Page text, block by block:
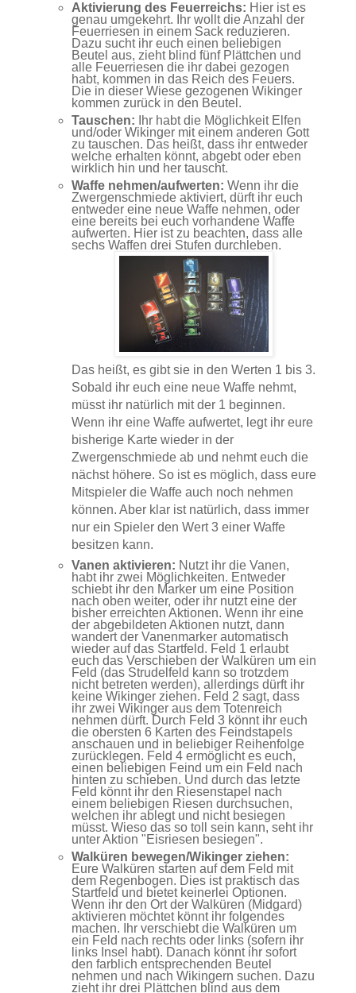
Aktivierung des Feuerreichs: Hier ist es
genau umgekehrt. Ihr wollt die Anzahl der
Feuerriesen in einem Sack reduzieren.
Dazu sucht ihr euch einen beliebigen
Beutel aus, zieht blind fünf Plättchen und
alle Feuerriesen die ihr dabei gezogen
habt, kommen in das Reich des Feuers.
Die in dieser Wiese gezogenen Wikinger
kommen zurück in den Beutel.
Tauschen:
Ihr habt die Möglichkeit Elfen
und/oder Wikinger mit einem anderen Gott
zu tauschen. Das heißt, dass ihr entweder
welche erhalten könnt, abgebt oder eben
wirklich hin und her tauscht.
Waffe nehmen/aufwerten: Wenn ihr die
Zwergenschmiede aktiviert, dürft ihr euch
entweder eine neue Waffe nehmen, oder
eine bereits bei euch vorhandene Waffe
aufwerten. Hier ist zu beachten, dass alle
sechs Waffen drei Stufen durchleben.
Das heißt, es gibt sie in den Werten 1 bis 3.
Sobald ihr euch eine neue Waffe nehmt,
müsst ihr natürlich mit der 1 beginnen.
Wenn ihr eine Waffe aufwertet, legt ihr eure
bisherige Karte wieder in der
Zwergenschmiede ab und nehmt euch die
nächst höhere. So ist es möglich, dass eure
Mitspieler die Waffe auch noch nehmen
können. Aber klar ist natürlich, dass immer
nur ein Spieler den Wert 3 einer Waffe
besitzen kann.
Vanen aktivieren: Nutzt ihr die Vanen,
habt ihr zwei Möglichkeiten. Entweder
schiebt ihr den Marker um eine Position
nach oben weiter, oder ihr nutzt eine der
bisher erreichten Aktionen. Wenn ihr eine
der abgebildeten Aktionen nutzt, dann
wandert der Vanenmarker automatisch
wieder auf das Startfeld. Feld 1 erlaubt
euch das Verschieben der Walküren um ein
Feld (das Strudelfeld kann so trotzdem
nicht betreten werden), allerdings dürft ihr
keine Wikinger ziehen. Feld 2 sagt, dass
ihr zwei Wikinger aus dem Totenreich
nehmen dürft. Durch Feld 3 könnt ihr euch
die obersten 6 Karten des Feindstapels
anschauen und in beliebiger Reihenfolge
zurücklegen. Feld 4 ermöglicht es euch,
einen beliebigen Feind um ein Feld nach
hinten zu schieben. Und durch das letzte
Feld könnt ihr den Riesenstapel nach
einem beliebigen Riesen durchsuchen,
welchen ihr ablegt und nicht besiegen
müsst. Wieso das so toll sein kann, seht ihr
unter Aktion "Eisriesen besiegen".
Walküren bewegen/Wikinger ziehen:
Eure Walküren starten auf dem Feld mit
dem Regenbogen. Dies ist praktisch das
Startfeld und bietet keinerlei Optionen.
Wenn ihr den Ort der Walküren (Midgard)
aktivieren möchtet könnt ihr folgendes
machen. Ihr verschiebt die Walküren um
ein Feld nach rechts oder links (sofern ihr
links Insel habt). Danach könnt ihr sofort
den farblich entsprechenden Beutel
nehmen und nach Wikingern suchen. Dazu
zieht ihr drei Plättchen blind aus dem